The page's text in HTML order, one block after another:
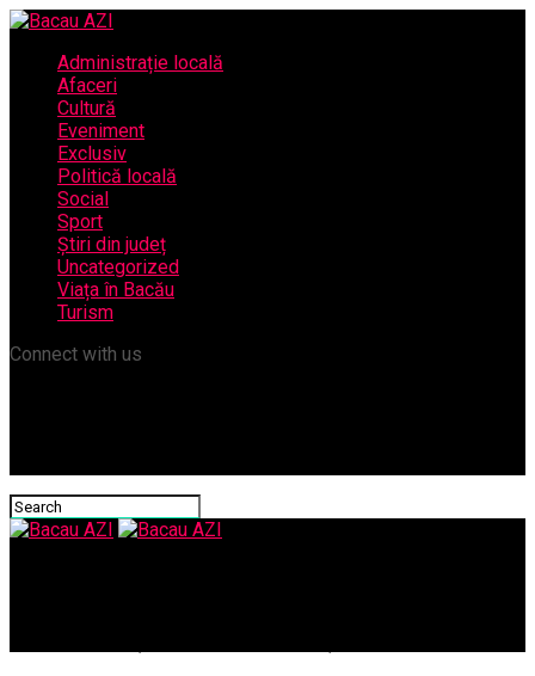
Administrație locală
Afaceri
Cultură
Eveniment
Exclusiv
Politică locală
Social
Sport
Știri din județ
Uncategorized
Viața în Bacău
Turism
Connect with us